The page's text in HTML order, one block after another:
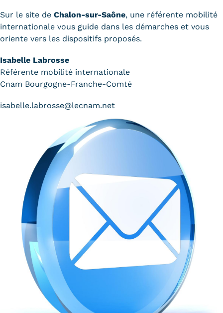
Sur le site de Chalon-sur-Saône, une référente mobilité
internationale vous guide dans les démarches et vous
oriente vers les dispositifs proposés.
Isabelle Labrosse
Référente mobilité internationale
Cnam Bourgogne-Franche-Comté
isabelle.labrosse@lecnam.net